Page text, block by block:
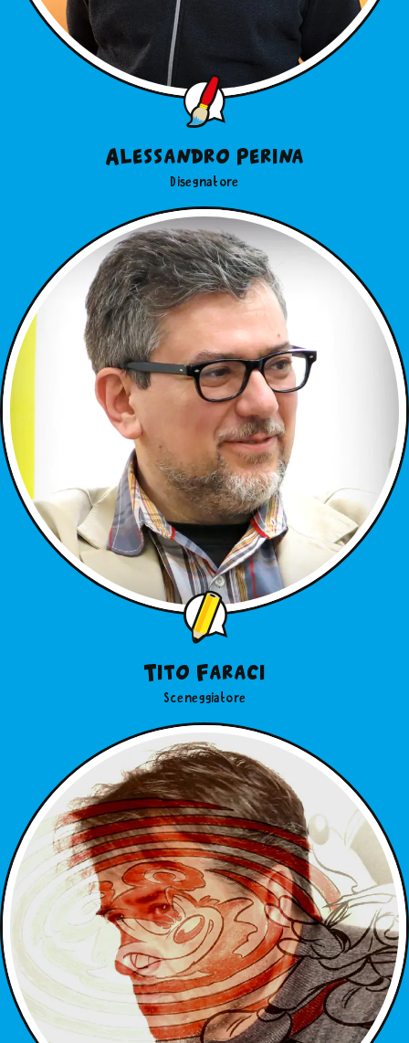
Alessandro Perina
Disegnatore
Tito Faraci
Sceneggiatore